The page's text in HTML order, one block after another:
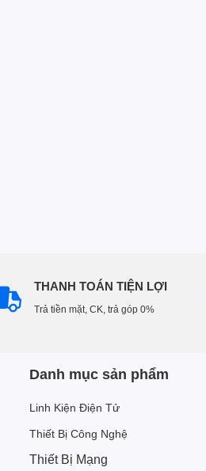
THANH TOÁN TIỆN LỢI
Trả tiền mặt, CK, trả góp 0%
Danh mục sản phẩm
Linh Kiện Điện Tử
Thiết Bị Công Nghệ
Thiết Bị Mạng